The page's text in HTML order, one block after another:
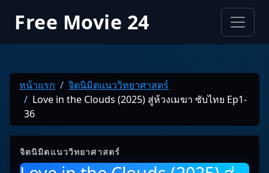
Free Movie 24
หน้าแรก
จิตนิมิตแนววิทยาศาสตร์
Love in the Clouds (2025) สู่ห้วงเมฆา ซับไทย Ep1-
36
จิตนิมิตแนววิทยาศาสตร์